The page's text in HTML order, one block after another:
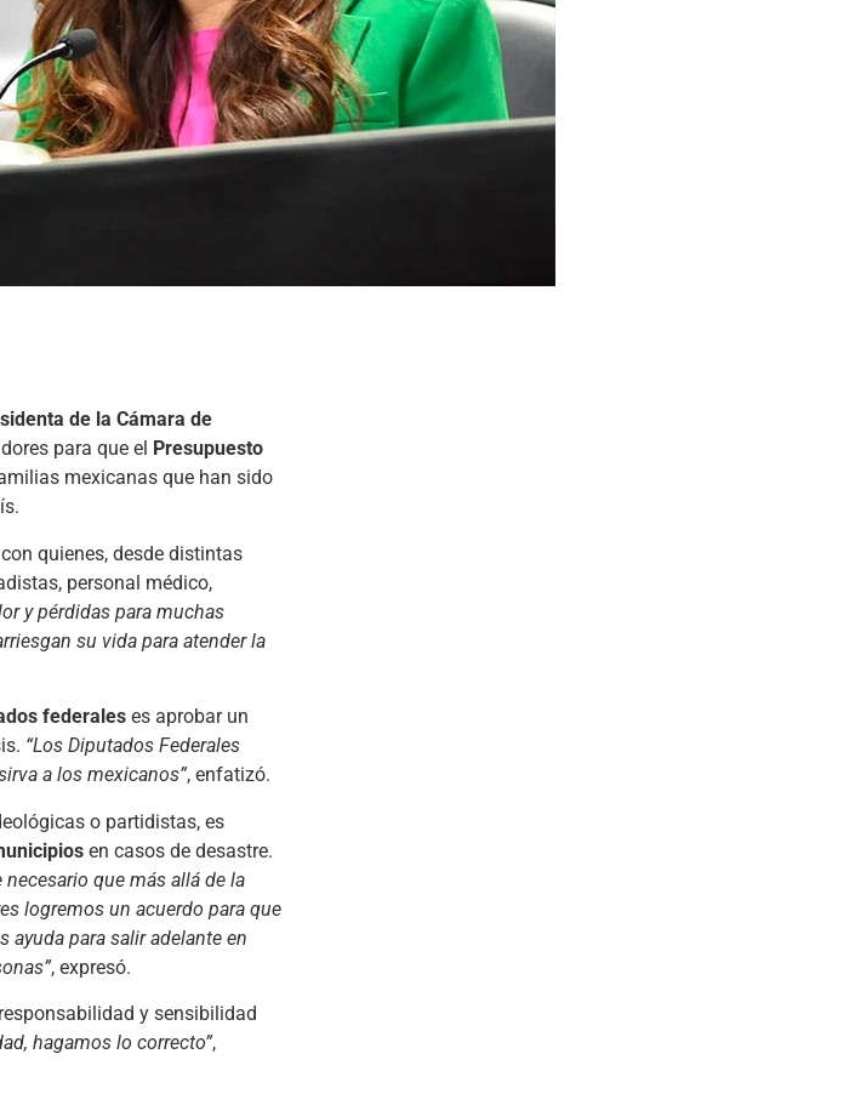
de la Cámara de
para que el Presupuesto
mexicanas que han sido
quienes, desde distintas
personal médico,
y pérdidas para muchas
su vida para atender la
federales es aprobar un
“Los Diputados Federales
a los mexicanos”, enfatizó.
o partidistas, es
en casos de desastre.
que más allá de la
logremos un acuerdo para que
para salir adelante en
, expresó.
y sensibilidad
hagamos lo correcto”,